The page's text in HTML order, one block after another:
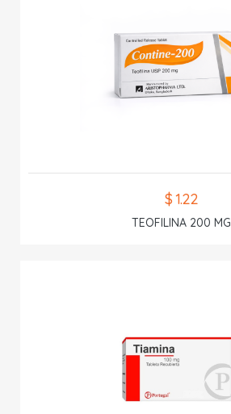
$ 1.22
TEOFILINA 200 MG